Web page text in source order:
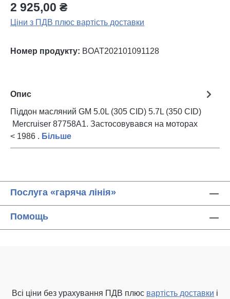
2 925,00 ₴
Ціни з ПДВ плюс вартість доставки
Номер продукту: BOAT202101091128
Опис
Піддон масляний GM 5.0L (305 CID) 5.7L (350 CID)
Mercruiser 87758A1. Застосовувався на моторах
< 1986 . Більше
Послуга «гаряча лінія»
Помощь
Всі ціни без урахування ПДВ плюс вартість доставки і